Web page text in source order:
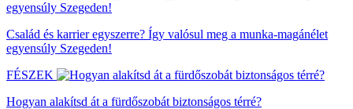
Család és karrier egyszerre? Így valósul meg a munka-magánélet
egyensúly Szegeden!
FÉSZEK
Hogyan alakítsd át a fürdőszobát biztonságos térré?